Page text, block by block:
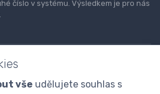
číslo v systému. Výsledkem je pro nás
vše udělujete souhlas s